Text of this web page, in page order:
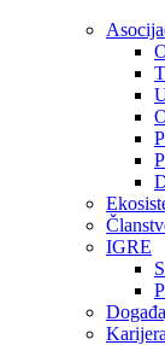
IGRE
Karijera